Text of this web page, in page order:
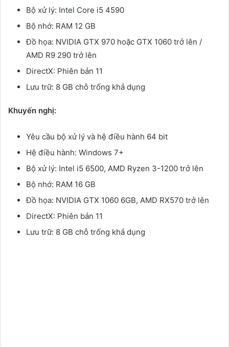
Bộ xử lý: Intel Core i5 4590
Bộ nhớ: RAM 12 GB
Đồ họa: NVIDIA GTX 970 hoặc GTX 1060 trở lên /
AMD R9 290 trở lên
DirectX: Phiên bản 11
Lưu trữ: 8 GB chỗ trống khả dụng
Khuyến nghị:
Yêu cầu bộ xử lý và hệ điều hành 64 bit
Hệ điều hành: Windows 7+
Bộ xử lý: Intel i5 6500, AMD Ryzen 3-1200 trở lên
Bộ nhớ: RAM 16 GB
Đồ họa: NVIDIA GTX 1060 6GB, AMD RX570 trở lên
DirectX: Phiên bản 11
Lưu trữ: 8 GB chỗ trống khả dụng